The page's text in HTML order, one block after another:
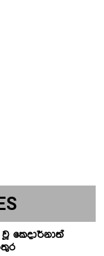
වූ කෙදාර්නාත්